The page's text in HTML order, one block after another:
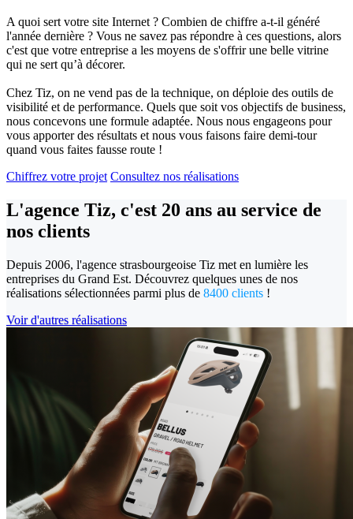
A quoi sert votre site Internet ? Combien de chiffre a-t-il généré
l'année dernière ? Vous ne savez pas répondre à ces questions, alors
c'est que votre entreprise a les moyens de s'offrir une belle vitrine
qui ne sert qu’à décorer.
Chez Tiz, on ne vend pas de la technique, on déploie des outils de
visibilité et de performance. Quels que soit vos objectifs de business,
nous concevons une formule adaptée. Nous nous engageons pour
vous apporter des résultats et nous vous faisons faire demi-tour
quand vous faites fausse route !
Chiffrez votre projet Consultez nos réalisations
L'agence Tiz, c'est 20 ans au service de
nos clients
Depuis 2006, l'agence strasbourgeoise Tiz met en lumière les
entreprises du Grand Est. Découvrez quelques unes de nos
réalisations sélectionnées parmi plus de 8400 clients !
Voir d'autres réalisations